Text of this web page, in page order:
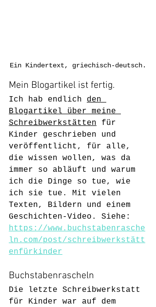
Ein Kindertext, griechisch-deutsch.
Mein Blogartikel ist fertig.
Ich hab endlich den
Blogartikel über meine
Schreibwerkstätten für
Kinder geschrieben und
veröffentlicht, für alle,
die wissen wollen, was da
immer so abläuft und warum
ich die Dinge so tue, wie
ich sie tue. Mit vielen
Texten, Bildern und einem
Geschichten-Video. Siehe:
https://www.buchstabenrasche
ln.com/post/schreibwerkstätt
enfürkinder
Buchstabenrascheln
Die letzte Schreibwerkstatt
für Kinder war auf dem